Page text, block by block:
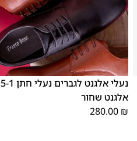
42
41
44
נעלי
אלגנט שחור
280.00 ₪